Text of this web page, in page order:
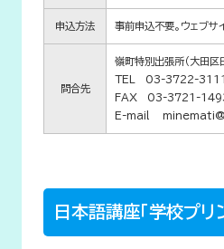
申込方法 事前申込不要。ウェブサ
問合先
嶺町特別出張所（大田区
TEL 03-3722-3111
FAX 03-3721-
E-mail
日本語講座「学校プリ